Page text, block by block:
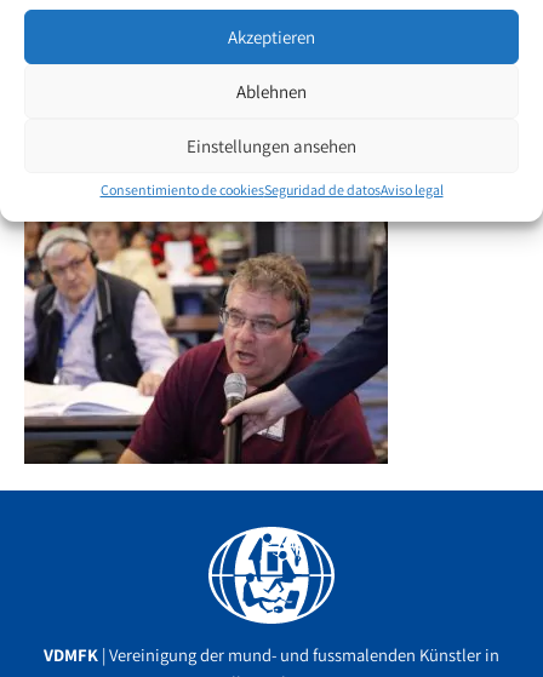
Akzeptieren
Ablehnen
Einstellungen ansehen
Consentimiento de cookiesSeguridad de datosAviso legal
VDMFK | Vereinigung der mund- und fussmalenden Künstler in
Facebook
YouTube
Instagram